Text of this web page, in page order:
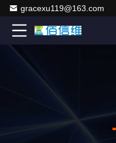
gracexu119@163.com